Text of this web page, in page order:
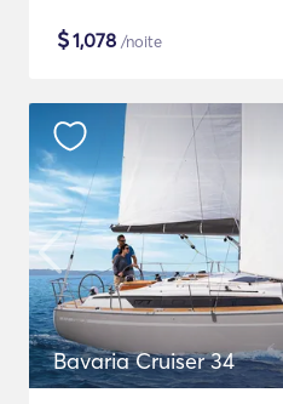
$1,078 /noite
Bavaria Cruiser 34